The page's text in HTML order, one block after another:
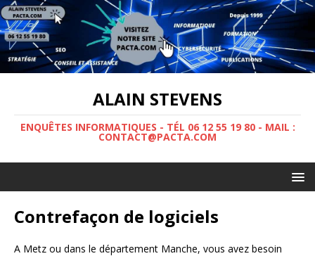
ALAIN STEVENS
ENQUÊTES INFORMATIQUES - TÉL 06 12 55 19 80 - MAIL :
CONTACT@PACTA.COM
Contrefaçon de logiciels
A Metz ou dans le département Manche, vous avez besoin